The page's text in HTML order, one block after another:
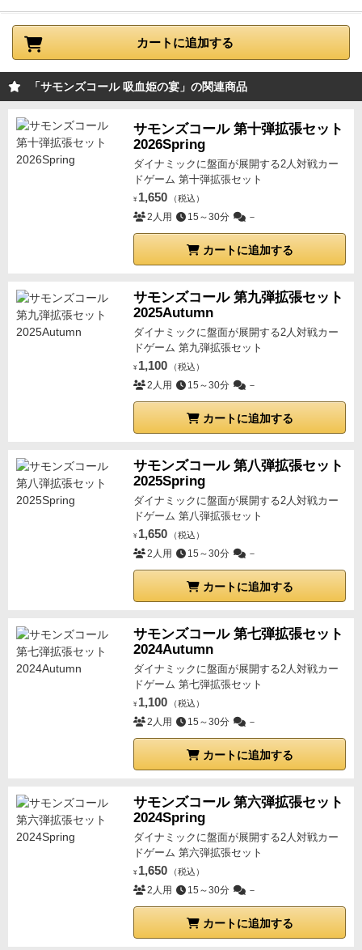
カートに追加する
「サモンズコール 吸血姫の宴」の関連商品
サモンズコール 第十弾拡張セット
2026Spring
ダイナミックに盤面が展開する2人対戦カー
ドゲーム 第十弾拡張セット
¥ 1,650 （税込）
2人用 15～30分 －
カートに追加する
サモンズコール 第九弾拡張セット
2025Autumn
ダイナミックに盤面が展開する2人対戦カー
ドゲーム 第九弾拡張セット
¥ 1,100 （税込）
2人用 15～30分 －
カートに追加する
サモンズコール 第八弾拡張セット
2025Spring
ダイナミックに盤面が展開する2人対戦カー
ドゲーム 第八弾拡張セット
¥ 1,650 （税込）
2人用 15～30分 －
カートに追加する
サモンズコール 第七弾拡張セット
2024Autumn
ダイナミックに盤面が展開する2人対戦カー
ドゲーム 第七弾拡張セット
¥ 1,100 （税込）
2人用 15～30分 －
カートに追加する
サモンズコール 第六弾拡張セット
2024Spring
ダイナミックに盤面が展開する2人対戦カー
ドゲーム 第六弾拡張セット
¥ 1,650 （税込）
2人用 15～30分 －
カートに追加する